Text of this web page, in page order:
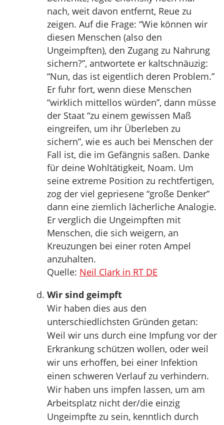
nach, weit davon entfernt, Reue zu
zeigen. Auf die Frage: “Wie können wir
diesen Menschen (also den
Ungeimpften), den Zugang zu Nahrung
sichern?”, antwortete er kaltschnäuzig:
“Nun, das ist eigentlich deren Problem.”
Er fuhr fort, wenn diese Menschen
“wirklich mittellos würden”, dann müsse
der Staat “zu einem gewissen Maß
eingreifen, um ihr Überleben zu
sichern”, wie es auch bei Menschen der
Fall ist, die im Gefängnis saßen. Danke
für deine Wohltätigkeit, Noam. Um
seine extreme Position zu rechtfertigen,
zog der viel gepriesene “große Denker”
dann eine ziemlich lächerliche Analogie.
Er verglich die Ungeimpften mit
Menschen, die sich weigern, an
Kreuzungen bei einer roten Ampel
anzuhalten.
Quelle: Neil Clark in RT DE
Wir sind geimpft
Wir haben dies aus den
unterschiedlichsten Gründen getan:
Weil wir uns durch eine Impfung vor der
Erkrankung schützen wollen, oder weil
wir uns erhoffen, bei einer Infektion
einen schweren Verlauf zu verhindern.
Wir haben uns impfen lassen, um am
Arbeitsplatz nicht der/die einzig
Ungeimpfte zu sein, kenntlich durch